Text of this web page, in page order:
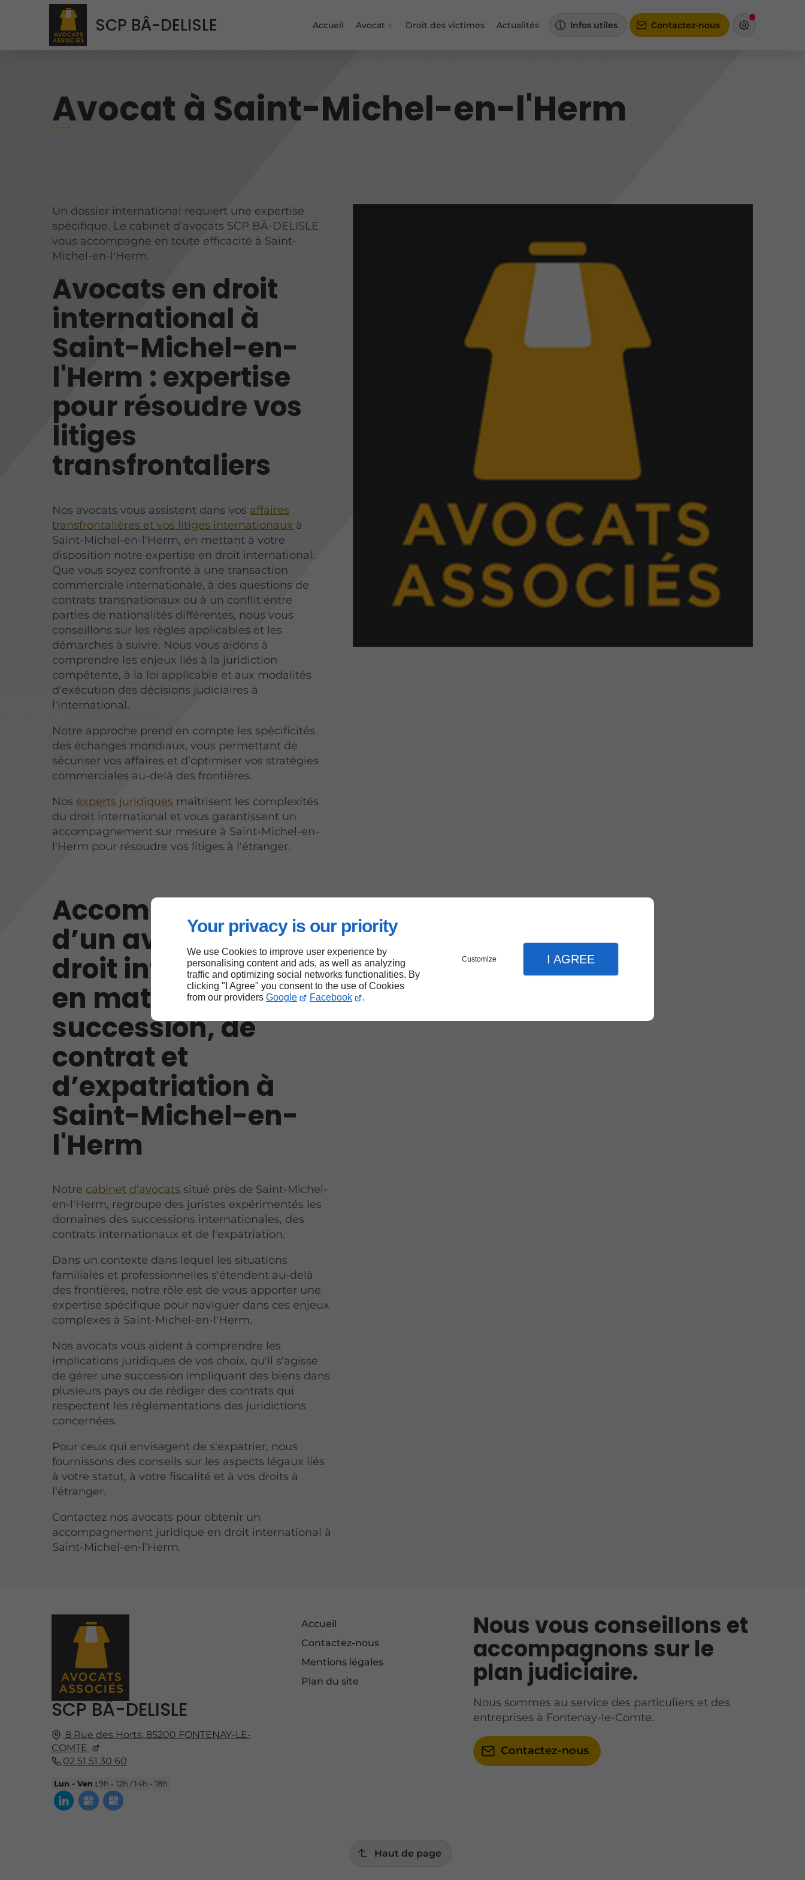
Your privacy is our priority
We use Cookies to improve user experience by
personalising content and ads, as well as analyzing
traffic and optimizing social networks functionalities. By
clicking "I Agree" you consent to the use of Cookies
from our providers Google Facebook .
Customize I AGREE
SCP BÂ-DELISLE Accueil Avocat Droit des victimes Actualités Infos utiles Contactez-nous
Avocat à Saint-Michel-en-l'Herm
Un dossier international requiert une expertise
spécifique. Le cabinet d’avocats SCP BÂ-DELISLE
vous accompagne en toute efficacité à Saint-
Michel-en-l'Herm.
Avocats en droit
international à
Saint-Michel-en-
l'Herm : expertise
pour résoudre vos
litiges
transfrontaliers
Nos avocats vous assistent dans vos affaires
transfrontalières et vos litiges internationaux à
Saint-Michel-en-l'Herm, en mettant à votre
disposition notre expertise en droit international.
Que vous soyez confronté à une transaction
commerciale internationale, à des questions de
contrats transnationaux ou à un conflit entre
parties de nationalités différentes, nous vous
conseillons sur les règles applicables et les
démarches à suivre. Nous vous aidons à
comprendre les enjeux liés à la juridiction
compétente, à la loi applicable et aux modalités
d'exécution des décisions judiciaires à
l'international.
Notre approche prend en compte les spécificités
des échanges mondiaux, vous permettant de
sécuriser vos affaires et d’optimiser vos stratégies
commerciales au-delà des frontières.
Nos experts juridiques maîtrisent les complexités
du droit international et vous garantissent un
accompagnement sur mesure à Saint-Michel-en-
l'Herm pour résoudre vos litiges à l'étranger.
Accompagnement
d’un avocat en
droit international
en matière de
succession, de
contrat et
d’expatriation à
Saint-Michel-en-
l'Herm
Notre cabinet d’avocats situé près de Saint-Michel-
en-l'Herm, regroupe des juristes expérimentés les
domaines des successions internationales, des
contrats internationaux et de l'expatriation.
Dans un contexte dans lequel les situations
familiales et professionnelles s'étendent au-delà
des frontières, notre rôle est de vous apporter une
expertise spécifique pour naviguer dans ces enjeux
complexes à Saint-Michel-en-l'Herm.
Nos avocats vous aident à comprendre les
implications juridiques de vos choix, qu'il s'agisse
de gérer une succession impliquant des biens dans
plusieurs pays ou de rédiger des contrats qui
respectent les réglementations des juridictions
concernées.
Pour ceux qui envisagent de s'expatrier, nous
fournissons des conseils sur les aspects légaux liés
à votre statut, à votre fiscalité et à vos droits à
l'étranger.
Contactez nos avocats pour obtenir un
accompagnement juridique en droit international à
Saint-Michel-en-l’Herm.
SCP BÂ-DELISLE
8 Rue des Horts, 85200 FONTENAY-LE-
COMTE
02 51 51 30 60
Lun - Ven :9h - 12h / 14h - 18h
Accueil
Contactez-nous
Mentions légales
Plan du site
Nous vous conseillons et
accompagnons sur le
plan judiciaire.
Nous sommes au service des particuliers et des
entreprises à Fontenay-le-Comte.
Contactez-nous
Haut de page